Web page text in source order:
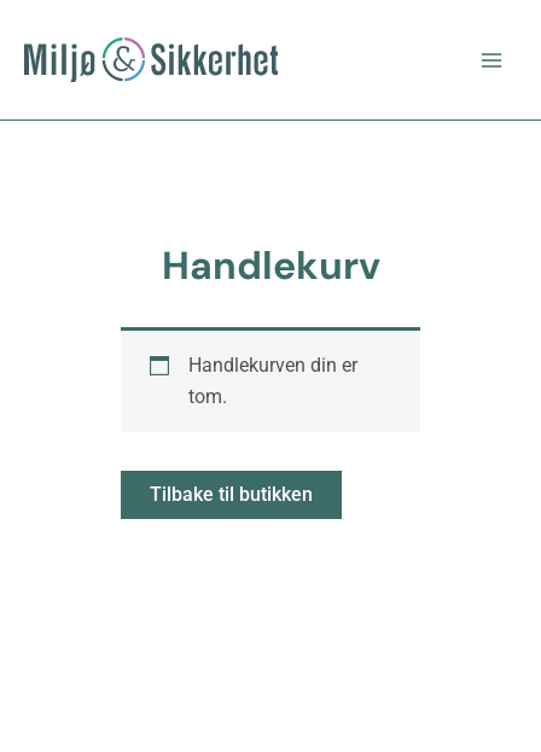
rett
Handlekurv
Handlekurven din er
tom.
Tilbake til butikken